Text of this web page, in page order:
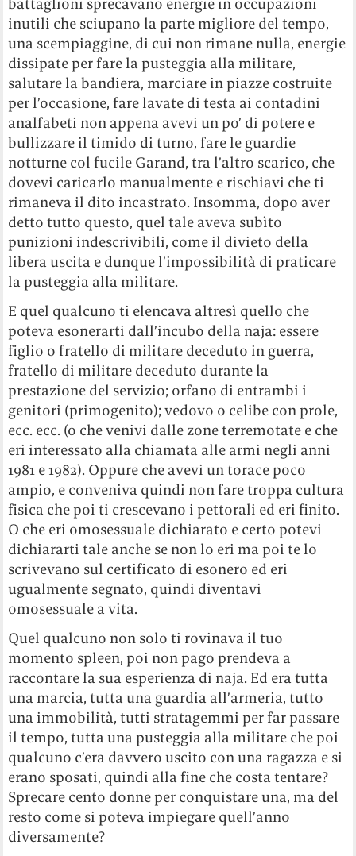
battaglioni sprecavano energie in occupazioni
inutili che sciupano la parte migliore del tempo,
una scempiaggine, di cui non rimane nulla, energie
dissipate per fare la pusteggia alla militare,
salutare la bandiera, marciare in piazze costruite
per l’occasione, fare lavate di testa ai contadini
analfabeti non appena avevi un po’ di potere e
bullizzare il timido di turno, fare le guardie
notturne col fucile Garand, tra l’altro scarico, che
dovevi caricarlo manualmente e rischiavi che ti
rimaneva il dito incastrato. Insomma, dopo aver
detto tutto questo, quel tale aveva subìto
punizioni indescrivibili, come il divieto della
libera uscita e dunque l’impossibilità di praticare
la pusteggia alla militare.
E quel qualcuno ti elencava altresì quello che
poteva esonerarti dall’incubo della naja: essere
figlio o fratello di militare deceduto in guerra,
fratello di militare deceduto durante la
prestazione del servizio; orfano di entrambi i
genitori (primogenito); vedovo o celibe con prole,
ecc. ecc. (o che venivi dalle zone terremotate e che
eri interessato alla chiamata alle armi negli anni
1981 e 1982). Oppure che avevi un torace poco
ampio, e conveniva quindi non fare troppa cultura
fisica che poi ti crescevano i pettorali ed eri finito.
O che eri omosessuale dichiarato e certo potevi
dichiararti tale anche se non lo eri ma poi te lo
scrivevano sul certificato di esonero ed eri
ugualmente segnato, quindi diventavi
omosessuale a vita.
Quel qualcuno non solo ti rovinava il tuo
momento spleen, poi non pago prendeva a
raccontare la sua esperienza di naja. Ed era tutta
una marcia, tutta una guardia all’armeria, tutto
una immobilità, tutti stratagemmi per far passare
il tempo, tutta una pusteggia alla militare che poi
qualcuno c’era davvero uscito con una ragazza e si
erano sposati, quindi alla fine che costa tentare?
Sprecare cento donne per conquistare una, ma del
resto come si poteva impiegare quell’anno
diversamente?